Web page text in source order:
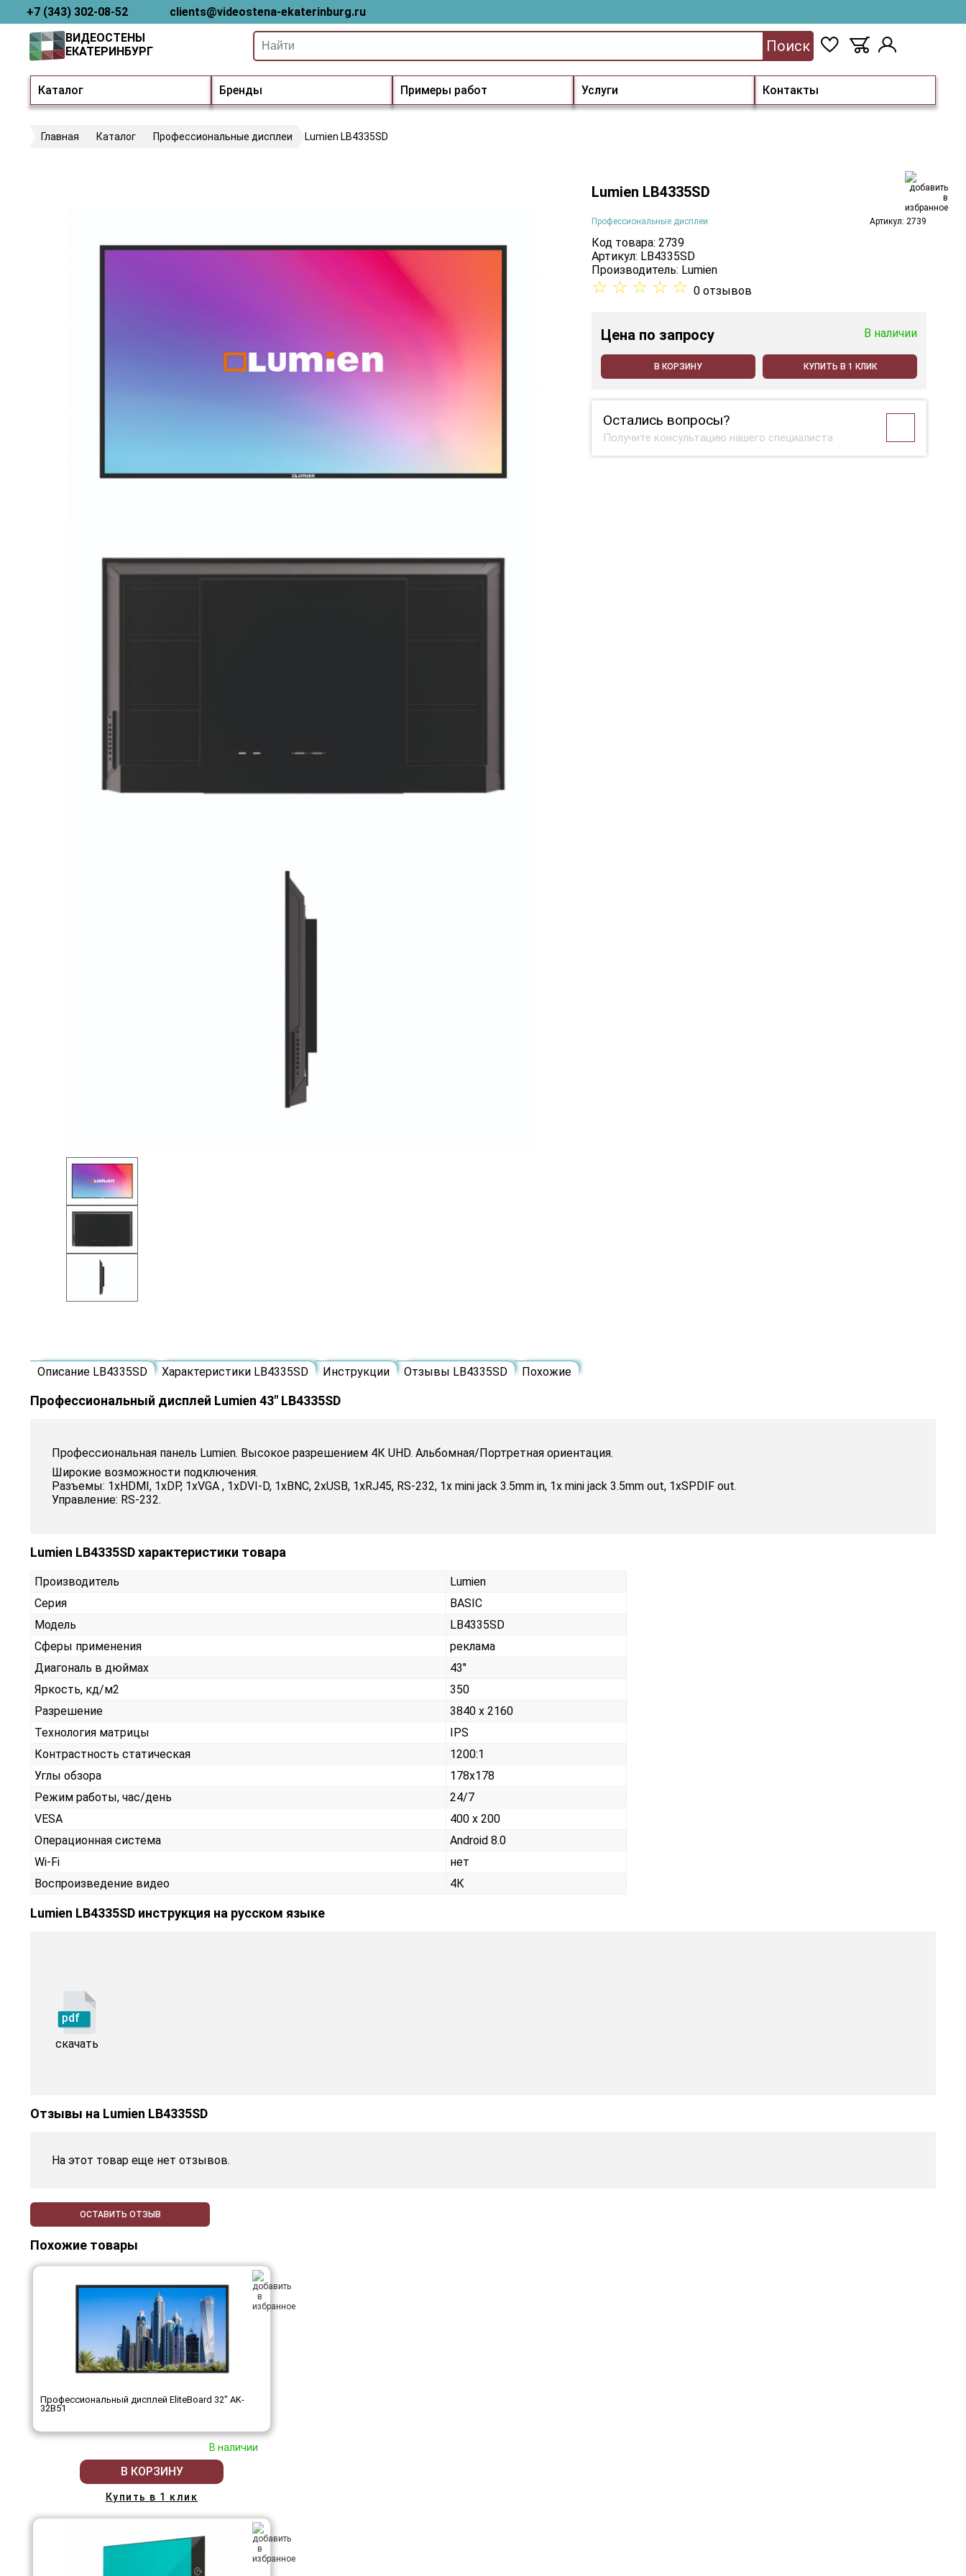
+7 (343) 302-08-52 clients@videostena-ekaterinburg.ru
Каталог Бренды Примеры работ Услуги Контакты
ВИДЕОСТЕНЫ
ЕКАТЕРИНБУРГ
Поиск
Главная Каталог Профессиональные дисплеи Lumien LB4335SD
Lumien LB4335SD
Профессиональные дисплеи Артикул: 2739
Код товара: 2739
Артикул: LB4335SD
Производитель: Lumien
☆ ☆ ☆ ☆ ☆ 0 отзывов
Цена по запросу В наличии
В КОРЗИНУ КУПИТЬ В 1 КЛИК
Остались вопросы?
Получите консультацию нашего специалиста
Описание LB4335SD Характеристики LB4335SD Инструкции Отзывы LB4335SD Похожие
Профессиональный дисплей Lumien 43" LB4335SD
Профессиональная панель Lumien. Высокое разрешением 4К UHD. Альбомная/Портретная ориентация.
Широкие возможности подключения.
Разъемы: 1xHDMI, 1xDP, 1xVGA , 1xDVI-D, 1хBNC, 2xUSB, 1xRJ45, RS-232, 1x mini jack 3.5mm in, 1x mini jack 3.5mm out, 1xSPDIF out.
Управление: RS-232.
Lumien LB4335SD характеристики товара
Производитель
Lumien
Серия
BASIC
Модель
LB4335SD
Сферы применения
реклама
Диагональ в дюймах
43"
Яркость, кд/м2
350
Разрешение
3840 x 2160
Технология матрицы
IPS
Контрастность статическая
1200:1
Углы обзора
178x178
Режим работы, час/день
24/7
VESA
400 x 200
Операционная система
Android 8.0
Wi-Fi
нет
Воспроизведение видео
4К
Lumien LB4335SD инструкция на русском языке
pdf
скачать
Отзывы на Lumien LB4335SD
На этот товар еще нет отзывов.
ОСТАВИТЬ ОТЗЫВ
Похожие товары
Профессиональный дисплей EliteBoard 32" AK-
32B51
В наличии
В КОРЗИНУ
Купить в 1 клик